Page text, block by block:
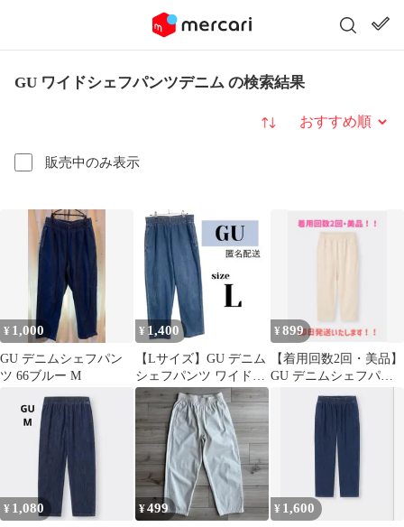
GU ワイドシェフパンツデニム の検索結果
販売中のみ表示
並び替え
¥ 1,000
GU デニムシェフパン
ツ 66ブルー M
¥ 1,400
【Lサイズ】GU デニム
シェフパンツ ワイドテ
ーパード ユニセックス
大きめ
¥899
【着用回数2回・美品】
GU デニムシェフパン
ツ ホワイト Mサイ
¥ 1,080 ¥499 ¥ 1,600